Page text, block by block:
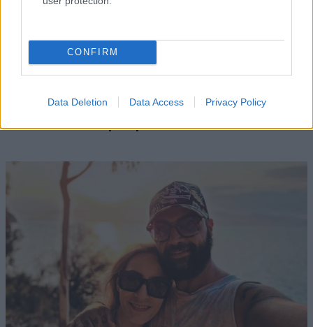
CONFIRM
Data Deletion Data Access Privacy Policy
LIFESTYLE08·08·2026 09:01
σχέση που θυμίζει σενάριο ταινίας και μετρά